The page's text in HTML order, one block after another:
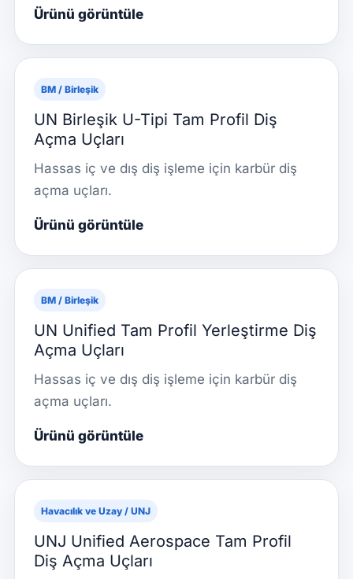
Ürünü görüntüle
BM / Birleşik
UN Birleşik U-Tipi Tam Profil Diş
Açma Uçları
Hassas iç ve dış diş işleme için karbür diş
açma uçları.
Ürünü görüntüle
BM / Birleşik
UN Unified Tam Profil Yerleştirme Diş
Açma Uçları
Hassas iç ve dış diş işleme için karbür diş
açma uçları.
Ürünü görüntüle
Havacılık ve Uzay / UNJ
UNJ Unified Aerospace Tam Profil
Diş Açma Uçları